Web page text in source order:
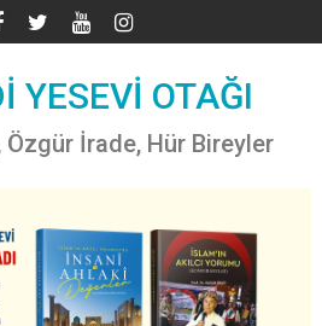
YESEVİ OTAĞI
Özgür İrade, Hür Bireyler